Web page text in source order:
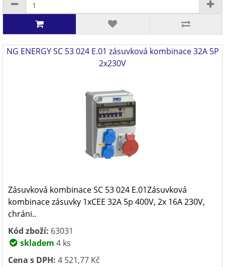
NG ENERGY SC 53 024 E.01 zásuvková kombinace 32A 5P
2x230V
Zásuvková kombinace SC 53 024 E.01Zásuvková
kombinace zásuvky 1xCEE 32A 5p 400V, 2x 16A 230V,
chráni..
Kód zboží: 63031
skladem 4 ks
Cena s DPH: 4 521,77 Kč